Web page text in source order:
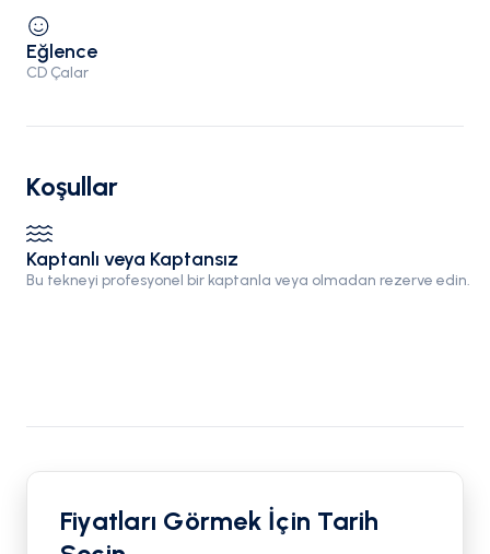
Eğlence
CD Çalar
Koşullar
Kaptanlı veya Kaptansız
Bu tekneyi profesyonel bir kaptanla veya olmadan rezerve edin.
Fiyatları Görmek İçin Tarih